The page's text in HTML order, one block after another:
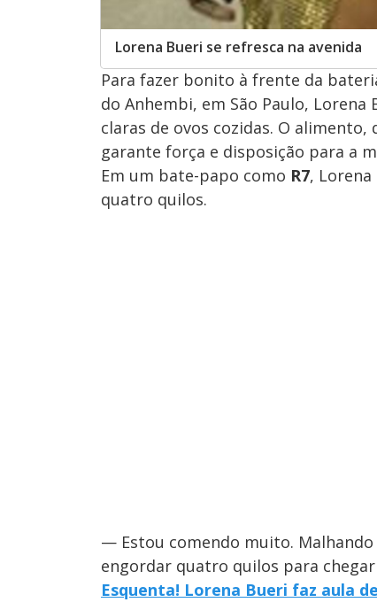
Lorena Bueri se refresca na avenida
Para fazer bonito à frente da
do Anhembi, em São Paulo,
claras de ovos cozidas. O
garante força e disposição para a
Em um bate-papo como R7,
quatro quilos.
— Estou comendo muito.
engordar quatro quilos para
Esquenta! Lorena Bueri faz aula